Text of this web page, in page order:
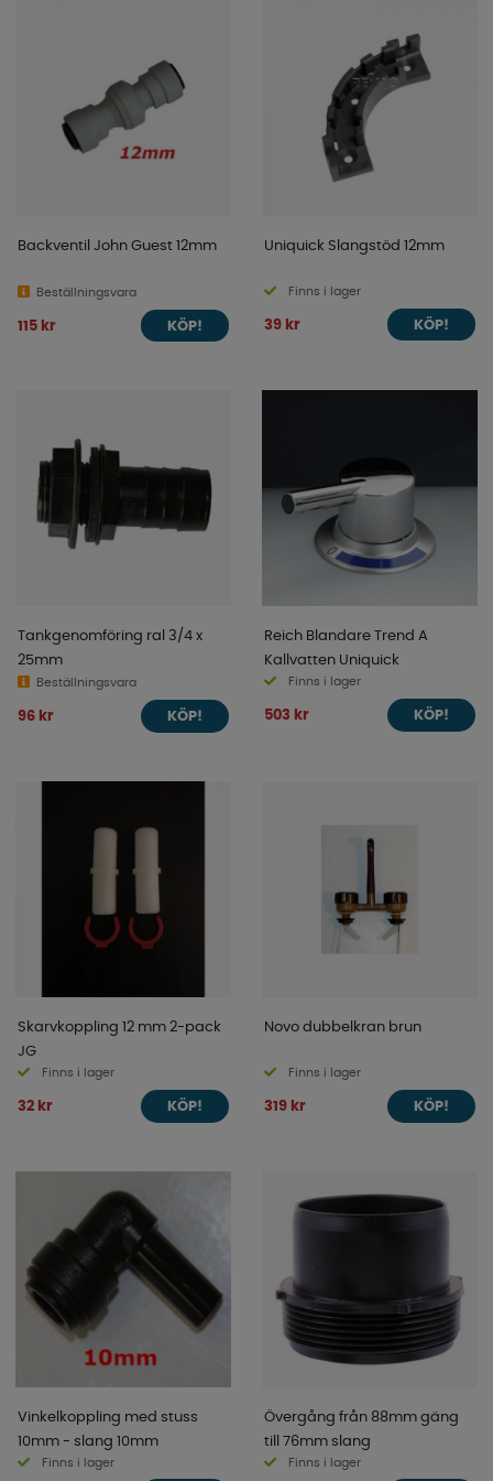
Backventil John Guest 12mm
Beställningsvara
115 kr KÖP!
Uniquick Slangstöd 12mm
Finns i lager
39 kr KÖP!
Tankgenomföring ral 3/4 x
25mm
Beställningsvara
96 kr KÖP!
Reich Blandare Trend A
Kallvatten Uniquick
Finns i lager
503 kr KÖP!
Skarvkoppling 12 mm 2-pack
JG
Finns i lager
32 kr KÖP!
Novo dubbelkran brun
Finns i lager
319 kr KÖP!
Vinkelkoppling med stuss
10mm - slang 10mm
Finns i lager
Övergång från 88mm gäng
till 76mm slang
Finns i lager